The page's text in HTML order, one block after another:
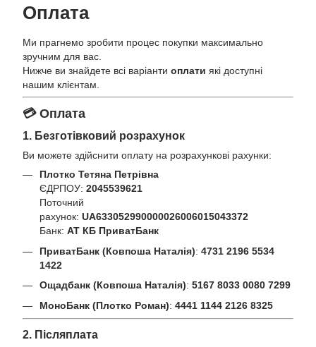
Оплата
Ми прагнемо зробити процес покупки максимально
зручним для вас.
Нижче ви знайдете всі варіанти оплати які доступні
нашим клієнтам.
💳 Оплата
1. Безготівковий розрахунок
Ви можете здійснити оплату на розрахункові рахунки:
Плотко Тетяна Петрівна
ЄДРПОУ: 2045539621
Поточний
рахунок: UA633052990000026006015043372
Банк: АТ КБ ПриватБанк
ПриватБанк (Ковпоша Наталія): 4731 2196 5534
1422
Ощадбанк (Ковпоша Наталія): 5167 8033 0080 7299
МоноБанк (Плотко Роман): 4441 1144 2126 8325
2. Післяплата